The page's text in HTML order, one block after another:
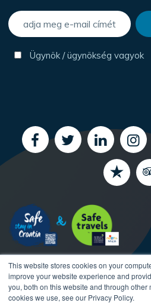
This website stores cookies on your
improve your website experience and
you, both on this website and through other
cookies we use, see our Privacy Policy.
Ügynök / ügynökség vagyok